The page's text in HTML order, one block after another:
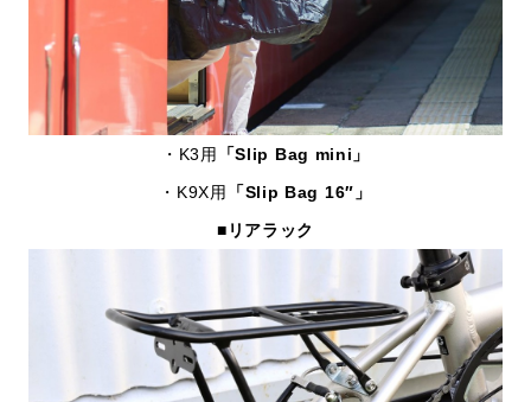
・K3用
「Slip Bag mini」
・K9X用
「Slip Bag 16″」
■リアラック